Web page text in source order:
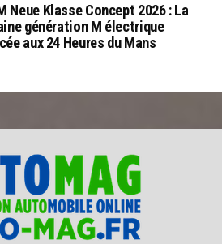
Neue Klasse Concept 2026 : La
génération M électrique
aux 24 Heures du Mans